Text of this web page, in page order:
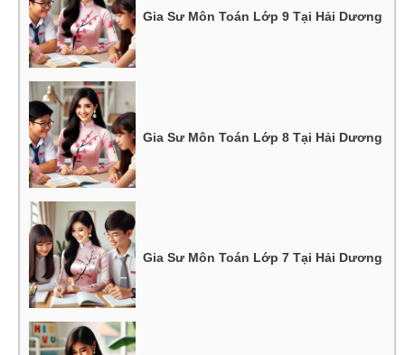
Gia Sư Môn Toán Lớp 9 Tại Hải Dương
Gia Sư Môn Toán Lớp 8 Tại Hải Dương
Gia Sư Môn Toán Lớp 7 Tại Hải Dương